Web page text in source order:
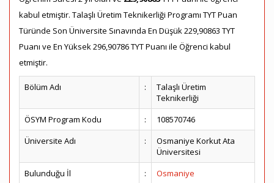
kabul etmiştir. Talaşlı Üretim Teknikerliği Programı TYT Puan
Türünde Son Üniversite Sınavında En Düşük 229,90863 TYT
Puanı ve En Yüksek 296,90786 TYT Puanı ile Öğrenci kabul
etmiştir.
Bölüm Adı :
Talaşlı Üretim
Teknikerliği
ÖSYM Program Kodu
:
108570746
Üniversite Adı
:
Osmaniye Korkut Ata
Üniversitesi
Bulunduğu İl
:
Osmaniye